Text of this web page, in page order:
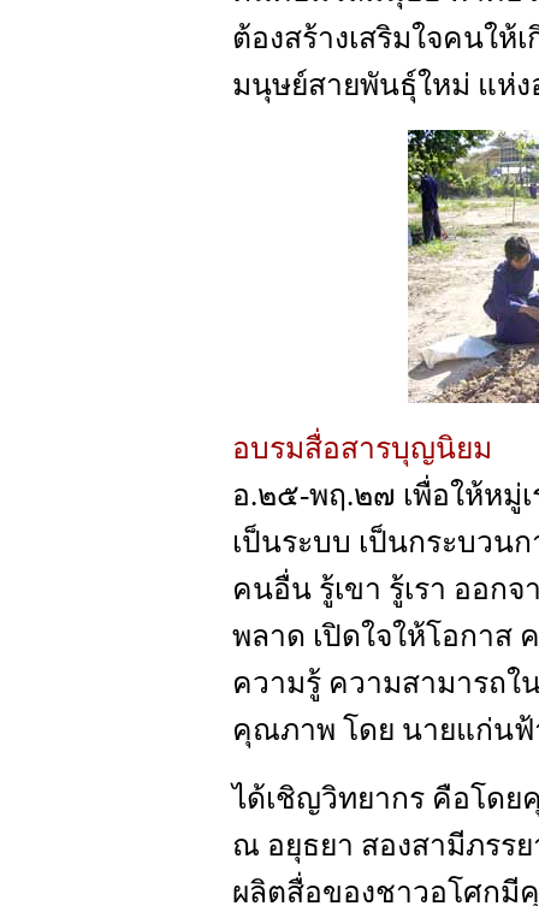
ต้องสร้างเสริมใจคนให้
มนุษย์สายพันธุ์ใหม่ แห่ง
อบรมสื่อสารบุญนิยม
อ.๒๕-พฤ.๒๗ เพื่อให้หมู่
เป็นระบบ เป็นกระบวน
คนอื่น รู้เขา รู้เรา ออก
พลาด เปิดใจให้โอกาส
ความรู้ ความสามารถ
คุณภาพ โดย นายแก่นฟ้
ได้เชิญวิทยากร คือโด
ณ อยุธยา สองสามีภรร
ผลิตสื่อของชาวอโศกมี